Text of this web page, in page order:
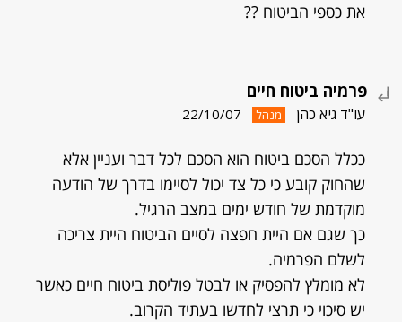
את כספי הביטוח ??
פרמיה ביטוח חיים
עו"ד גיא כהן מנהל 22/10/07
ככלל הסכם ביטוח הוא הסכם לכל דבר ועניין אלא
שהחוק קובע כי כל צד יכול לסיימו בדרך של הודעה
מוקדמת של חודש ימים במצב הרגיל.
כך שגם אם היית חפצה לסיים הביטוח היית צריכה
לשלם הפרמיה.
לא מומלץ להפסיק או לבטל פוליסת ביטוח חיים כאשר
יש סיכוי כי תרצי לחדשו בעתיד הקרוב.